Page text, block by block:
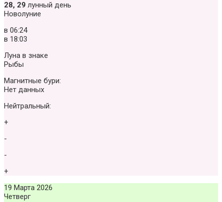
28, 29 лунный день
Новолуние
в 06:24
в 18:03
Луна в знаке
Рыбы
Магнитные бури:
Нет данных
Нейтральный:
+
-
-
+
19 Марта 2026
Четверг